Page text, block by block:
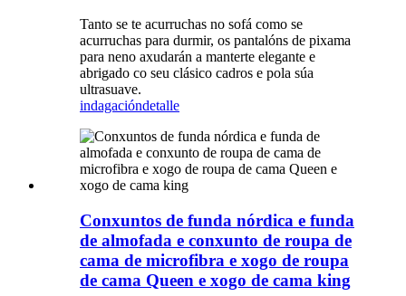
Tanto se te acurruchas no sofá como se
acurruchas para durmir, os pantalóns de pixama
para neno axudarán a manterte elegante e
abrigado co seu clásico cadros e pola súa
ultrasuave.
indagacióndetalle
Conxuntos de funda nórdica e funda
de almofada e conxunto de roupa de
cama de microfibra e xogo de roupa
de cama Queen e xogo de cama king